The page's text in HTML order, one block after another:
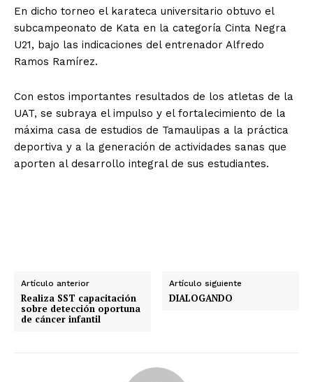
En dicho torneo el karateca universitario obtuvo el
subcampeonato de Kata en la categoría Cinta Negra
U21, bajo las indicaciones del entrenador Alfredo
Ramos Ramírez.
Con estos importantes resultados de los atletas de la
UAT, se subraya el impulso y el fortalecimiento de la
máxima casa de estudios de Tamaulipas a la práctica
deportiva y a la generación de actividades sanas que
aporten al desarrollo integral de sus estudiantes.
Artículo anterior
Realiza SST capacitación
sobre detección oportuna
de cáncer infantil
Artículo siguiente
DIALOGANDO